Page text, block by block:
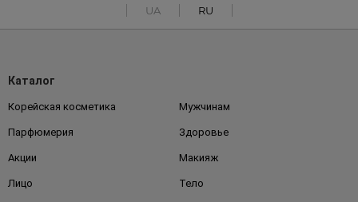
UA RU
Каталог
Корейская косметика Мужчинам
Парфюмерия Здоровье
Акции Макияж
Лицо Тело